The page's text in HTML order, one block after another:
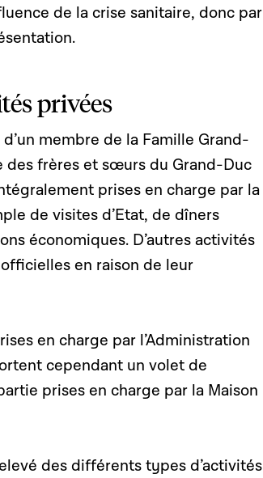
de la crise sanitaire, donc par
privées
membre de la Famille Grand-
frères et sœurs du Grand-Duc
prises en charge par la
de visites d’Etat, de dîners
économiques. D’autres activités
en raison de leur
en charge par l’Administration
cependant un volet de
prises en charge par la Maison
des différents types d’activités